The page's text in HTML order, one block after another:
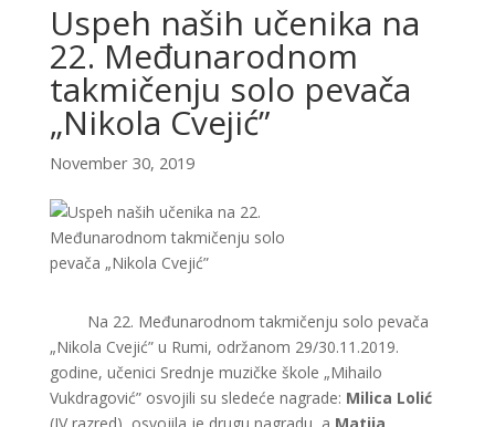
Uspeh naših učenika na
22. Međunarodnom
takmičenju solo pevača
„Nikola Cvejić”
November 30, 2019
Na 22. Međunarodnom takmičenju solo pevača
„Nikola Cvejić” u Rumi, održanom 29/30.11.2019.
godine, učenici Srednje muzičke škole „Mihailo
Vukdragović” osvojili su sledeće nagrade: Milica Lolić